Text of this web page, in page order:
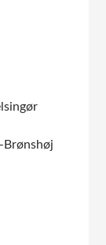
Brønshøj